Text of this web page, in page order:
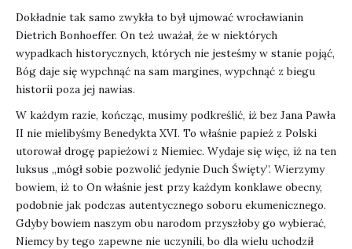
Dokładnie tak samo zwykła to był ujmować wrocławianin
Dietrich Bonhoeffer. On też uważał, że w niektórych
wypadkach historycznych, których nie jesteśmy w stanie pojąć,
Bóg daje się wypchnąć na sam margines, wypchnąć z biegu
historii poza jej nawias.
W każdym razie, kończąc, musimy podkreślić, iż bez Jana Pawła
II nie mielibyśmy Benedykta XVI. To właśnie papież z Polski
utorował drogę papieżowi z Niemiec. Wydaje się więc, iż na ten
luksus „mógł sobie pozwolić jedynie Duch Święty”. Wierzymy
bowiem, iż to On właśnie jest przy każdym konklawe obecny,
podobnie jak podczas autentycznego soboru ekumenicznego.
Gdyby bowiem naszym obu narodom przyszłoby go wybierać,
Niemcy by tego zapewne nie uczynili, bo dla wielu uchodził